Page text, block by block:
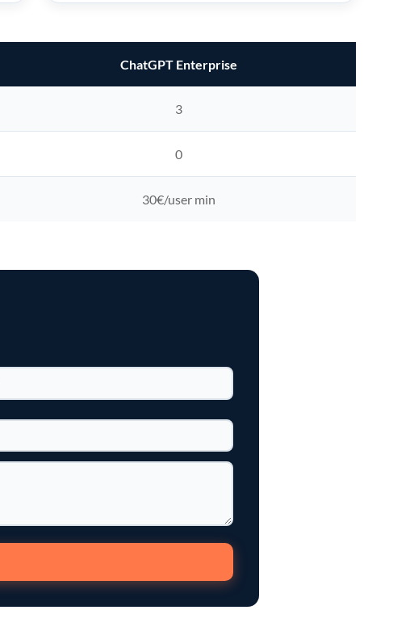
ChatGPT Enterprise
3
0
30€/user min